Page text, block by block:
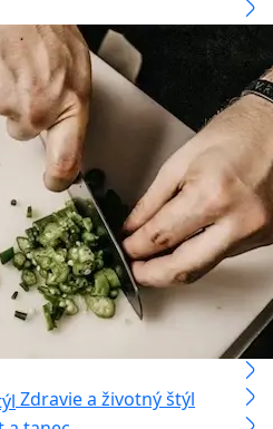
Zdravie a životný štýl